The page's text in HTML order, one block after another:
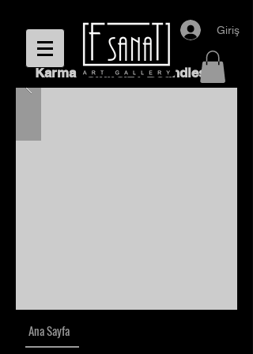
Giriş
Karma "Sınırsız / Boundless"
Ana Sayfa